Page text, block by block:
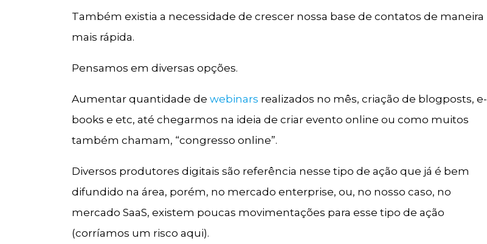
Também existia a necessidade de crescer nossa base de contatos de maneira
mais rápida.
Pensamos em diversas opções.
Aumentar quantidade dewebinars realizados no mês, criação de blogposts, e-
books e etc, até chegarmos na ideia de criar evento online ou como muitos
também chamam, “congresso online”.
Diversos produtores digitais são referência nesse tipo de ação que já é bem
difundido na área, porém, no mercado enterprise, ou, no nosso caso, no
mercado SaaS, existem poucas movimentações para esse tipo de ação
(corríamos um risco aqui).